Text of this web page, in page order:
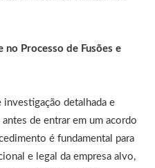
Processo de Fusões e
investigação detalhada e
de entrar em um acordo
é fundamental para
e legal da empresa alvo,